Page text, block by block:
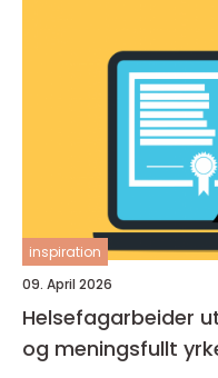
inspiration
09. April 2026
Helsefagarbeider utdannelse
og meningsfullt